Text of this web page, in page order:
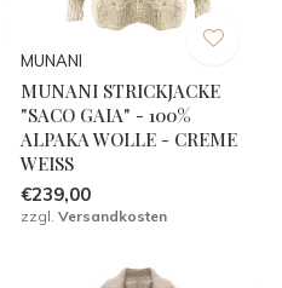
MUNANI
MUNANI STRICKJACKE
"SACO GAIA" - 100%
ALPAKA WOLLE - CREME
WEISS
€239,00
zzgl. Versandkosten